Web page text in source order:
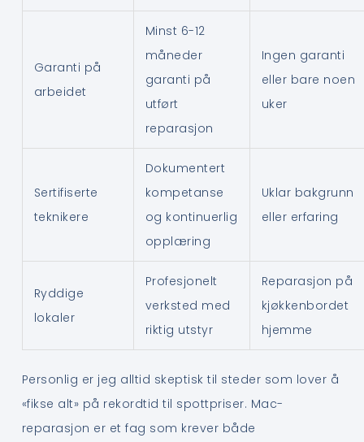
Garanti på
arbeidet
Minst 6-12
måneder
garanti på
utført
reparasjon
Ingen garanti
eller bare noen
uker
Sertifiserte
teknikere
Dokumentert
kompetanse
og kontinuerlig
opplæring
Uklar bakgrunn
eller erfaring
Ryddige
lokaler
Profesjonelt
verksted med
riktig utstyr
Reparasjon på
kjøkkenbordet
hjemme
Personlig er jeg alltid skeptisk til steder som lover å
«fikse alt» på rekordtid til spottpriser. Mac-
reparasjon er et fag som krever både